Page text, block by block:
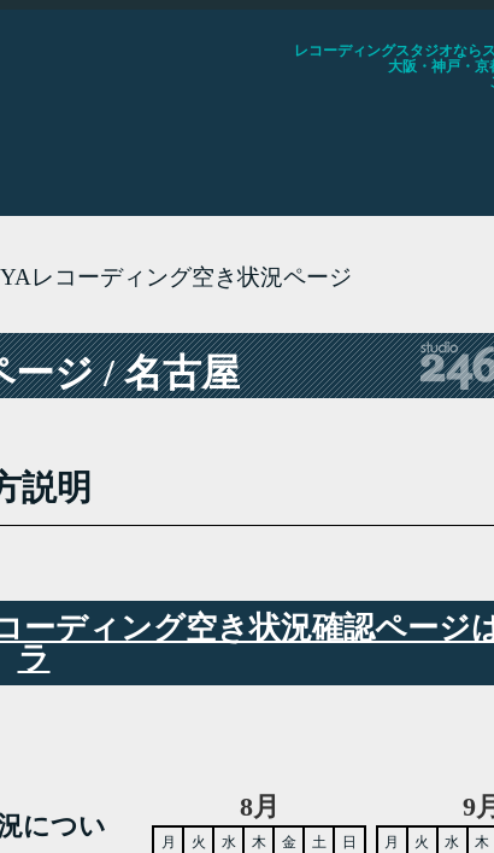
レコーディングスタジオなら
大阪・神戸・京
レコーディング空き状況ページ
ジ / 名古屋
説明
ディング空き状況確認ページ
ラ
につい
8月
月 火 水 木 金 土
日
9月
月 火 水 木